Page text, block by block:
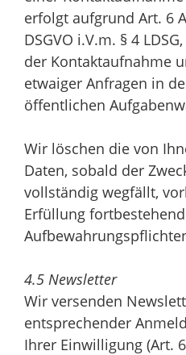
erfolgt aufgrund Art. 6
DSGVO i.V.m. § 4
der Kontaktaufnahme
etwaiger Anfragen in
öffentlichen
Wir löschen die von
Daten, sobald der
vollständig wegfällt,
Erfüllung
4.5 Newsletter
Wir versenden
entsprechender
Ihrer Einwilligung (Art.